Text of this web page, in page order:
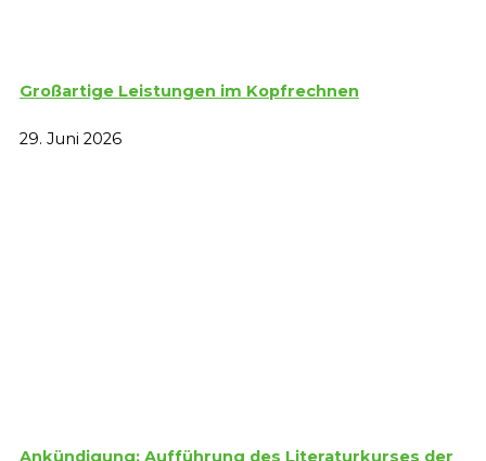
Großartige Leistungen im Kopfrechnen
29. Juni 2026
Ankündigung: Aufführung des Literaturkurses der